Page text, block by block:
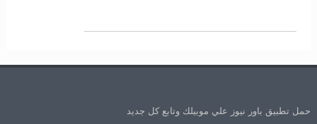
حمل تطبيق باور نيوز علي موبيلك وتابع كل جديد